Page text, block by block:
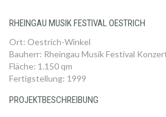
RHEINGAU MUSIK FESTIVAL OESTRICH
Ort: Oestrich-Winkel
Bauherr: Rheingau Musik Festival
Fläche: 1.150 qm
Fertigstellung: 1999
PROJEKTBESCHREIBUNG